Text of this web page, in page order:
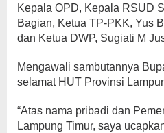
Kepala OPD, Kepala RSUD
Bagian, Ketua TP-PKK, Yus
dan Ketua DWP, Sugiati M
Mengawali sambutannya
selamat HUT Provinsi
“Atas nama pribadi dan
Lampung Timur, saya